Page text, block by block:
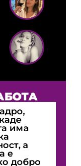
има
а
е
добро